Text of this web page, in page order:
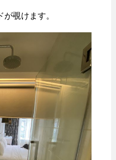
覗けます。